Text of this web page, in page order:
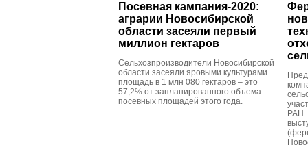
Посевная кампания-2020:
аграрии Новосибирской
области засеяли первый
миллион гектаров
Сельхозпроизводители Новосибирской
области засеяли яровыми культурами
площадь в 1 млн 080 гектаров – это
57,2% от запланированного объема
посевных площадей этого года.
РАН.